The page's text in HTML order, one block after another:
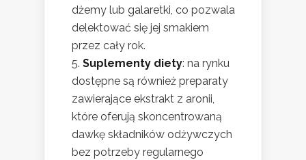
dżemy lub galaretki, co pozwala
delektować się jej smakiem
przez cały rok.
Suplementy diety: na rynku
dostępne są również preparaty
zawierające ekstrakt z aronii,
które oferują skoncentrowaną
dawkę składników odżywczych
bez potrzeby regularnego